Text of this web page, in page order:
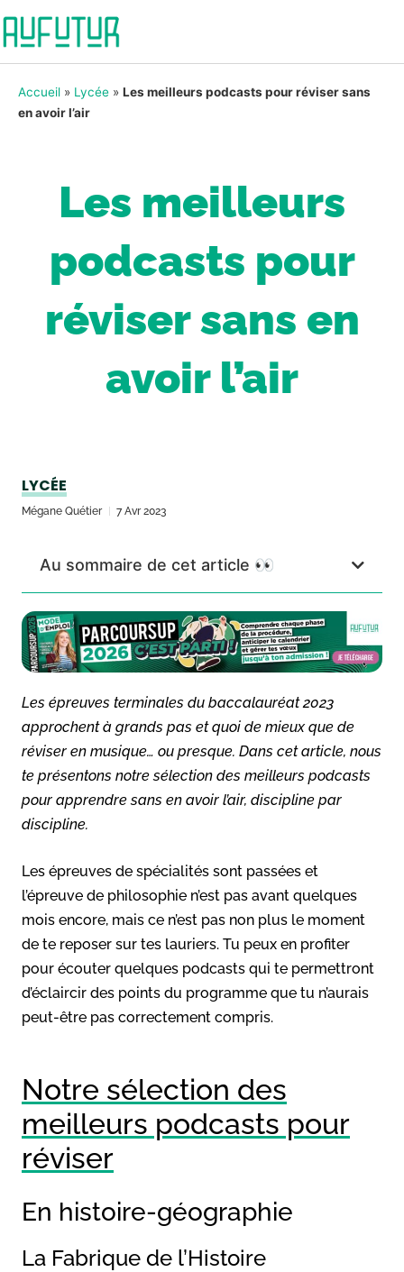
Accueil » Lycée » Les meilleurs podcasts pour réviser sans
en avoir l’air
Les meilleurs
podcasts pour
réviser sans en
avoir l’air
LYCÉE
Mégane Quétier 7 Avr 2023
Au sommaire de cet article 👀
Les épreuves terminales du baccalauréat 2023
approchent à grands pas et quoi de mieux que de
réviser en musique… ou presque. Dans cet article, nous
te présentons notre sélection des meilleurs podcasts
pour apprendre sans en avoir l’air, discipline par
discipline.
Les épreuves de spécialités sont passées et
l’épreuve de philosophie n’est pas avant quelques
mois encore, mais ce n’est pas non plus le moment
de te reposer sur tes lauriers. Tu peux en profiter
pour écouter quelques podcasts qui te permettront
d’éclaircir des points du programme que tu n’aurais
peut-être pas correctement compris.
Notre sélection des
meilleurs podcasts pour
réviser
En histoire-géographie
La Fabrique de l’Histoire